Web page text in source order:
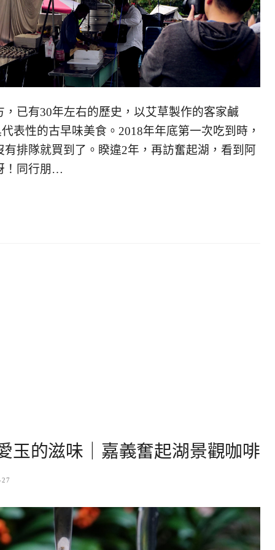
已有30年左右的歷史，以艾草製作的客家鹹
表性的古早味美食。2018年年底第一次吃到時，
排隊就買到了。睽違2年，再訪奮起湖，看到阿
！同行朋…
玉的滋味｜嘉義奮起湖景觀咖啡